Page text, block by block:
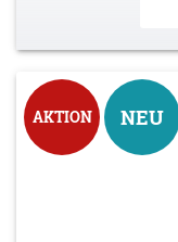
AKTION NEU